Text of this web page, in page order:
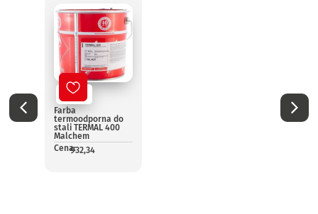
Nowy
Farba
termoodporna do
stali TERMAL 400
Malchem
Cena:932,34
Farba